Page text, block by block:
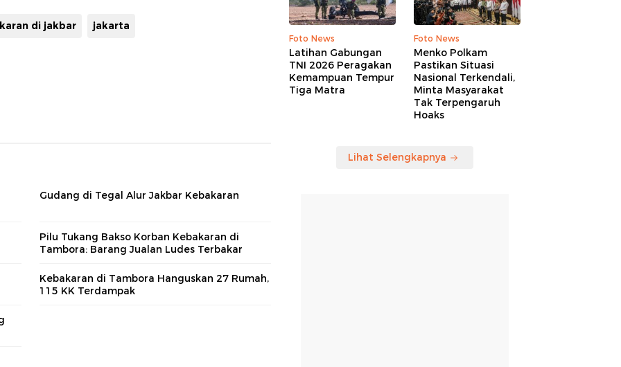
di jakbar jakarta
Gudang di Tegal Alur Jakbar Kebakaran
Pilu Tukang Bakso Korban Kebakaran di
Tambora: Barang Jualan Ludes Terbakar
Kebakaran di Tambora Hanguskan 27 Rumah,
115 KK Terdampak
Foto News
Latihan Gabungan
TNI 2026 Peragakan
Kemampuan Tempur
Tiga Matra
Foto News
Menko Polkam
Pastikan Situasi
Nasional Terkendali,
Minta Masyarakat
Tak Terpengaruh
Hoaks
Lihat Selengkapnya